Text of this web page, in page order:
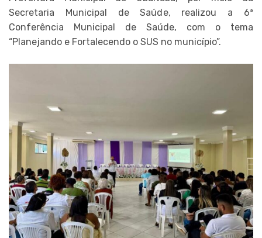
Secretaria Municipal de Saúde, realizou a 6ª
Conferência Municipal de Saúde, com o tema
“Planejando e Fortalecendo o SUS no município”.